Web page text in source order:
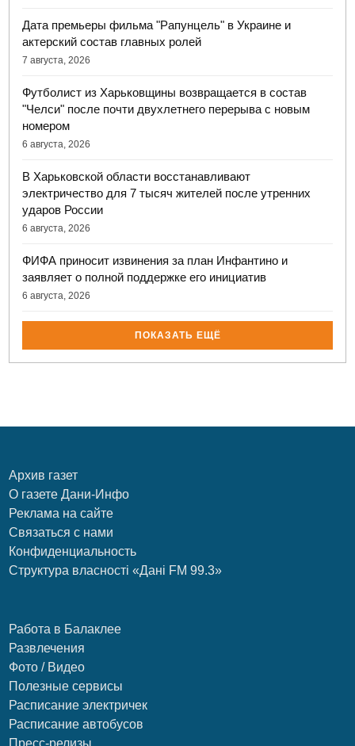
Дата премьеры фильма "Рапунцель" в Украине и
актерский состав главных ролей
7 августа, 2026
Футболист из Харьковщины возвращается в состав
"Челси" после почти двухлетнего перерыва с новым
номером
6 августа, 2026
В Харьковской области восстанавливают
электричество для 7 тысяч жителей после утренних
ударов России
6 августа, 2026
ФИФА приносит извинения за план Инфантино и
заявляет о полной поддержке его инициатив
6 августа, 2026
ПОКАЗАТЬ ЕЩЁ
Архив газет
О газете Дани-Инфо
Реклама на сайте
Связаться с нами
Конфиденциальность
Структура власності «Дані FM 99.3»
Работа в Балаклее
Развлечения
Фото / Видео
Полезные сервисы
Расписание электричек
Расписание автобусов